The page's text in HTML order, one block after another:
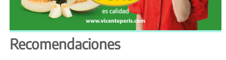
Recomendaciones